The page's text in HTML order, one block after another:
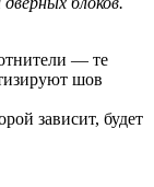
— те
шов
зависит, будет